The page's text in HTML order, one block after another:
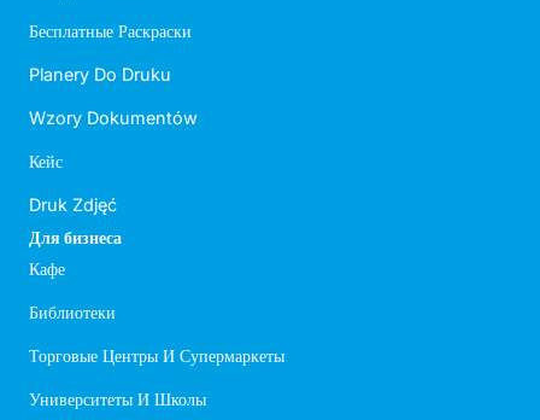
Бесплатные Раскраски
Planery Do Druku
Wzory Dokumentów
Кейс
Druk Zdjęć
Для бизнеса
Кафе
Библиотеки
Торговые Центры И Супермаркеты
Университеты И Школы